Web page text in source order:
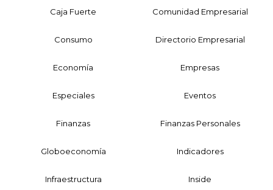
Caja Fuerte Comunidad Empresarial
Consumo Directorio Empresarial
Economía Empresas
Especiales Eventos
Finanzas Finanzas Personales
Globoeconomía Indicadores
Infraestructura Inside